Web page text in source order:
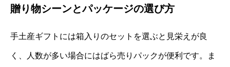
贈り物シーンとパッケージの選び方
手土産ギフトには箱入りのセットを選ぶと見栄えが良
く、人数が多い場合にはばら売りパックが便利です。ま